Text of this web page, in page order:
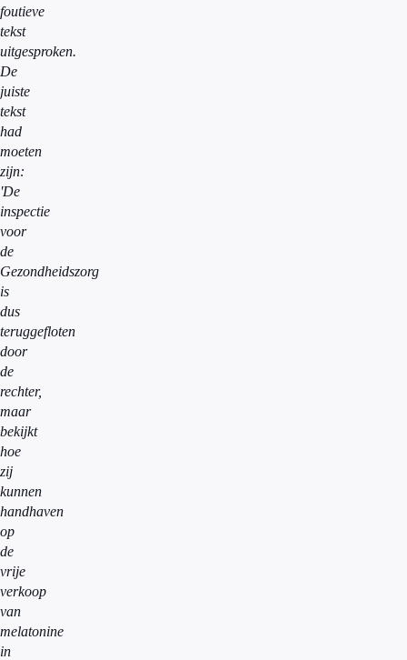
foutieve
tekst
uitgesproken.
De
juiste
tekst
had
moeten
zijn:
'De
inspectie
voor
de
Gezondheidszorg
is
dus
teruggefloten
door
de
rechter,
maar
bekijkt
hoe
zij
kunnen
handhaven
op
de
vrije
verkoop
van
melatonine
in